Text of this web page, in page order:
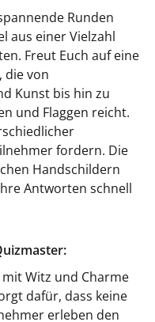
Runden
aus einer Vielzahl
Freut Euch auf eine
die von
Kunst bis hin zu
und Flaggen reicht.
fordern. Die
Handschildern
Antworten schnell
Witz und Charme
dafür, dass keine
erleben den